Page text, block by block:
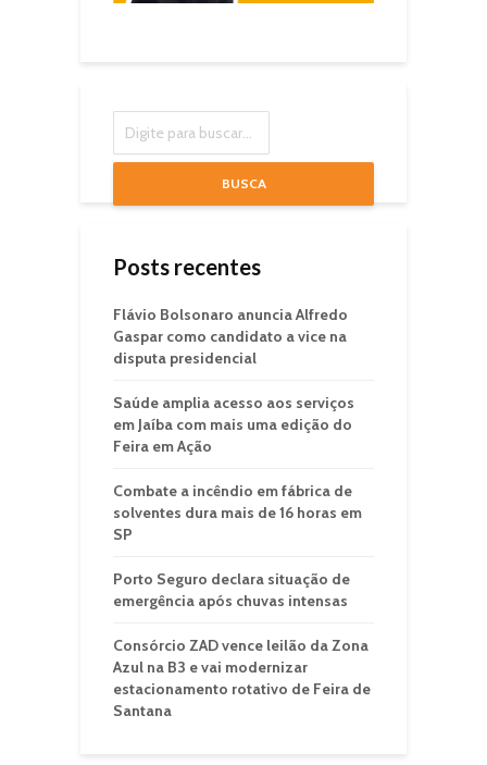
BUSCA
Posts recentes
Flávio Bolsonaro anuncia Alfredo
Gaspar como candidato a vice na
disputa presidencial
Saúde amplia acesso aos serviços
em Jaíba com mais uma edição do
Feira em Ação
Combate a incêndio em fábrica de
solventes dura mais de 16 horas em
SP
Porto Seguro declara situação de
emergência após chuvas intensas
Consórcio ZAD vence leilão da Zona
Azul na B3 e vai modernizar
estacionamento rotativo de Feira de
Santana